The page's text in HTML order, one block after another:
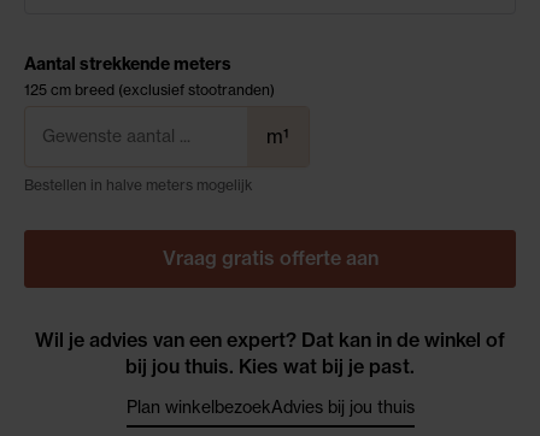
Aantal strekkende meters
125 cm breed (exclusief stootranden)
m¹
Bestellen in halve meters mogelijk
Vraag gratis offerte aan
Wil je advies van een expert? Dat kan in de winkel of
bij jou thuis. Kies wat bij je past.
Plan winkelbezoekAdvies bij jou thuis